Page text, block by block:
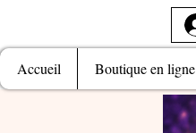
Accueil Boutique en ligne